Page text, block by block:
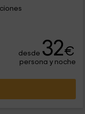
desde 32€
persona y noche